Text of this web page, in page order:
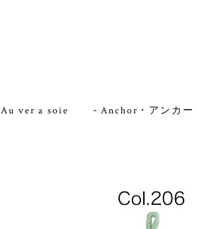
Au ver a soie Anchor・アンカー